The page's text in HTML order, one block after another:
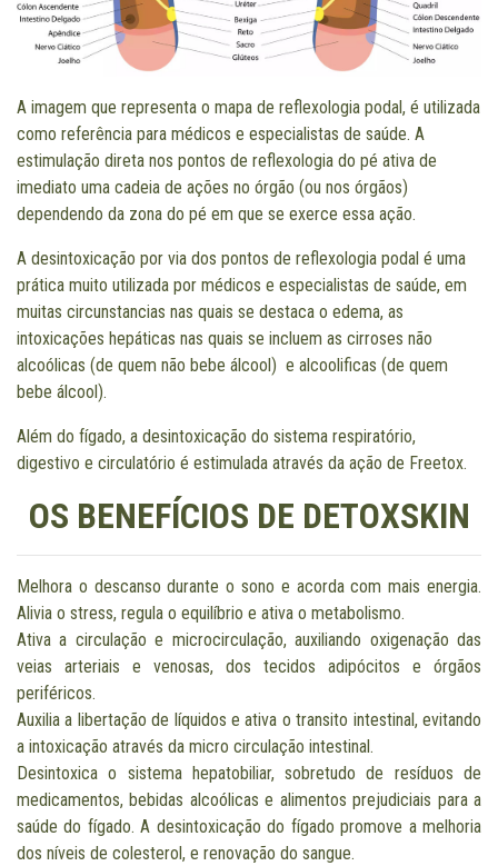
A imagem que representa o mapa de reflexologia podal, é utilizada
como referência para médicos e especialistas de saúde. A
estimulação direta nos pontos de reflexologia do pé ativa de
imediato uma cadeia de ações no órgão (ou nos órgãos)
dependendo da zona do pé em que se exerce essa ação.
A desintoxicação por via dos pontos de reflexologia podal é uma
prática muito utilizada por médicos e especialistas de saúde, em
muitas circunstancias nas quais se destaca o edema, as
intoxicações hepáticas nas quais se incluem as cirroses não
alcoólicas (de quem não bebe álcool) e alcoolificas (de quem
bebe álcool).
Além do fígado, a desintoxicação do sistema respiratório,
digestivo e circulatório é estimulada através da ação de Freetox.
OS BENEFÍCIOS DE DETOXSKIN
Melhora o descanso durante o sono e acorda com mais energia.
Alivia o stress, regula o equilíbrio e ativa o metabolismo.
Ativa a circulação e microcirculação, auxiliando oxigenação das
veias arteriais e venosas, dos tecidos adipócitos e órgãos
periféricos.
Auxilia a libertação de líquidos e ativa o transito intestinal, evitando
a intoxicação através da micro circulação intestinal.
Desintoxica o sistema hepatobiliar, sobretudo de resíduos de
medicamentos, bebidas alcoólicas e alimentos prejudiciais para a
saúde do fígado. A desintoxicação do fígado promove a melhoria
dos níveis de colesterol, e renovação do sangue.